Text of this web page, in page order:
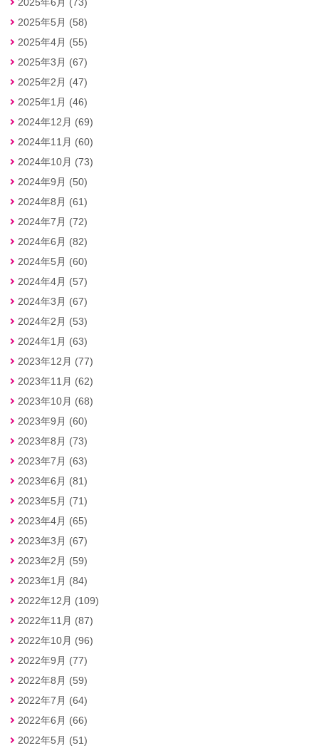
2025年5月 (58)
2025年4月 (55)
2025年3月 (67)
2025年2月 (47)
2025年1月 (46)
2024年12月 (69)
2024年11月 (60)
2024年10月 (73)
2024年9月 (50)
2024年8月 (61)
2024年7月 (72)
2024年6月 (82)
2024年5月 (60)
2024年4月 (57)
2024年3月 (67)
2024年2月 (53)
2024年1月 (63)
2023年12月 (77)
2023年11月 (62)
2023年10月 (68)
2023年9月 (60)
2023年8月 (73)
2023年7月 (63)
2023年6月 (81)
2023年5月 (71)
2023年4月 (65)
2023年3月 (67)
2023年2月 (59)
2023年1月 (84)
2022年12月 (109)
2022年11月 (87)
2022年10月 (96)
2022年9月 (77)
2022年8月 (59)
2022年7月 (64)
2022年6月 (66)
2022年5月 (51)